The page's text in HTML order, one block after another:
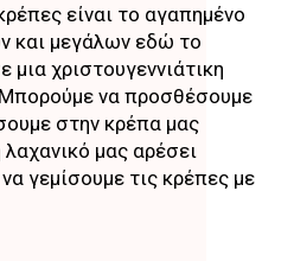
είναι το αγαπημένο
και μεγάλων εδώ το
μια χριστουγεννιάτικη
να προσθέσουμε
στην κρέπα μας
λαχανικό μας αρέσει
γεμίσουμε τις κρέπες με